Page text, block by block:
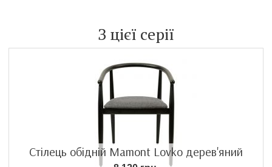
З цієї серії
Стілець обідній Mamont Lovko дерев'яний